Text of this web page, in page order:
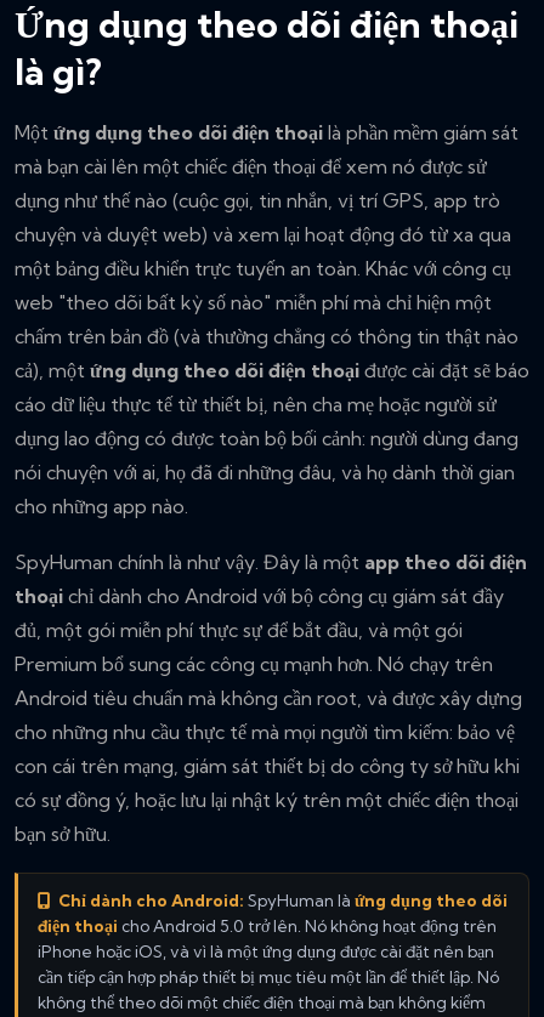
Ứng dụng theo dõi điện thoại
là gì?
Một ứng dụng theo dõi điện thoại là phần mềm giám sát
mà bạn cài lên một chiếc điện thoại để xem nó được sử
dụng như thế nào (cuộc gọi, tin nhắn, vị trí GPS, app trò
chuyện và duyệt web) và xem lại hoạt động đó từ xa qua
một bảng điều khiển trực tuyến an toàn. Khác với công cụ
web "theo dõi bất kỳ số nào" miễn phí mà chỉ hiện một
chấm trên bản đồ (và thường chẳng có thông tin thật nào
cả), một ứng dụng theo dõi điện thoại được cài đặt sẽ báo
cáo dữ liệu thực tế từ thiết bị, nên cha mẹ hoặc người sử
dụng lao động có được toàn bộ bối cảnh: người dùng đang
nói chuyện với ai, họ đã đi những đâu, và họ dành thời gian
cho những app nào.
SpyHuman chính là như vậy. Đây là một app theo dõi điện
thoại chỉ dành cho Android với bộ công cụ giám sát đầy
đủ, một gói miễn phí thực sự để bắt đầu, và một gói
Premium bổ sung các công cụ mạnh hơn. Nó chạy trên
Android tiêu chuẩn mà không cần root, và được xây dựng
cho những nhu cầu thực tế mà mọi người tìm kiếm: bảo vệ
con cái trên mạng, giám sát thiết bị do công ty sở hữu khi
có sự đồng ý, hoặc lưu lại nhật ký trên một chiếc điện thoại
bạn sở hữu.
Chỉ dành cho Android: SpyHuman là ứng dụng theo dõi
điện thoại cho Android 5.0 trở lên. Nó không hoạt động trên
iPhone hoặc iOS, và vì là một ứng dụng được cài đặt nên bạn
cần tiếp cận hợp pháp thiết bị mục tiêu một lần để thiết lập. Nó
không thể theo dõi một chiếc điện thoại mà bạn không kiểm